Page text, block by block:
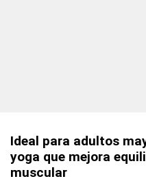
Ideal para adultos
yoga que mejora
muscular